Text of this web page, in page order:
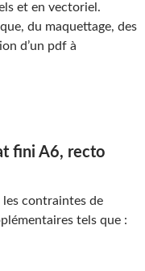
et en vectoriel.
du maquettage, des
d’un pdf à
fini A6, recto
les contraintes de
tels que :